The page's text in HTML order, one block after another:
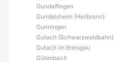
Gundelfingen
Gundelsheim (Heilbronn)
Gunningen
Gutach (Schwarzwaldbahn)
Gutach im Breisgau
Gütenbach